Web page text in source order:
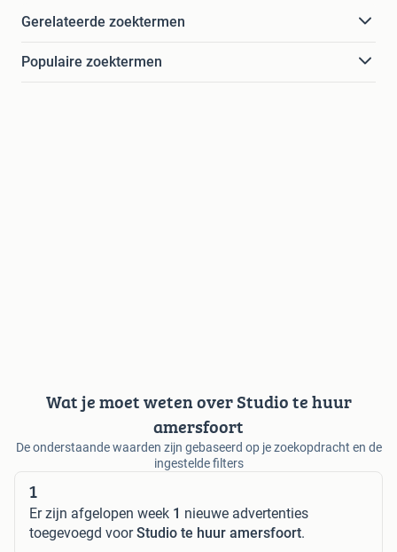
Gerelateerde zoektermen
Populaire zoektermen
Wat je moet weten over Studio te huur
amersfoort
De onderstaande waarden zijn gebaseerd op je zoekopdracht en de
ingestelde filters
1
Er zijn afgelopen week 1 nieuwe advertenties
toegevoegd voorStudio te huur amersfoort.